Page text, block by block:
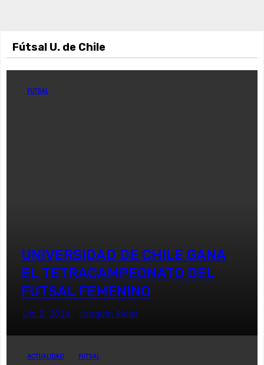
Fútsal U. de Chile
FUTSAL
UNIVERSIDAD DE CHILE GANA
EL TETRACAMPEONATO DEL
FUTSAL FEMENINO
Dic 2, 2024 Joaquín Rivas
ACTUALIDAD FUTSAL